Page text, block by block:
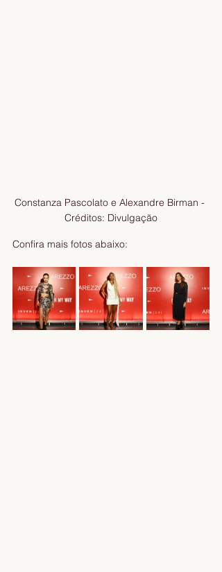
Constanza Pascolato e Alexandre Birman -
Créditos: Divulgação
Confira mais fotos abaixo: